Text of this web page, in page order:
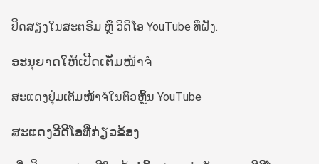
ປິດສຽງໃນສະຕຣີມ ຫຼື ວີດີໂອ YouTube ທີ່ຝັງ.
ອະນຸຍາດໃຫ້ເປີດເຕັມໜ້າຈໍ
ສະແດງປຸ່ມເຕັມໜ້າຈໍໃນຕົວຫຼິ້ນ YouTube
ສະແດງວີດີໂອທີ່ກ່ຽວຂ້ອງ